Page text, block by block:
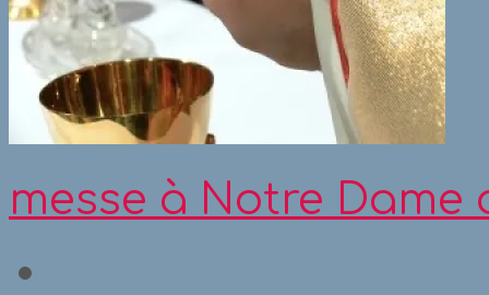
messe à Notre Dame